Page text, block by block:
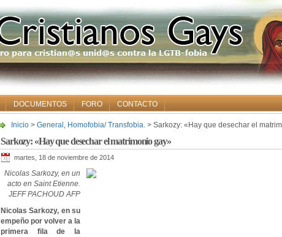
DOCUMENTOS FORO CONTACTO
Inicio > General , Homofobia/ Transfobia. > Sarkozy: «Hay que desechar el
Sarkozy: «Hay que desechar el matrimonio gay»
martes, 18 de noviembre de 2014
Nicolas Sarkozy, en un
acto en Saint Etienne.
JEFF PACHOUD AFP
Nicolas Sarkozy, en su
empeño por volver a la
primera fila de la